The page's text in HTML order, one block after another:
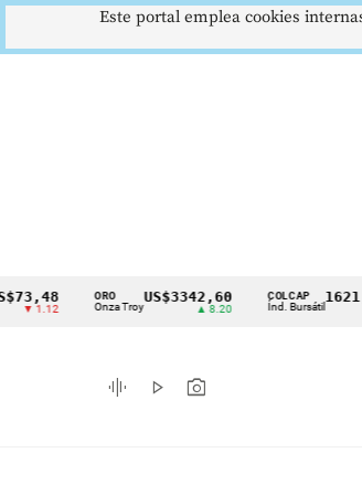
Cintillo
indicadores
económicos
ORO
Onza Troy
US$3342,60 COLCAP
Índ. Bursátil
1621,34
graphic_eq play_arrow photo_camera
Este portal emplea cookies